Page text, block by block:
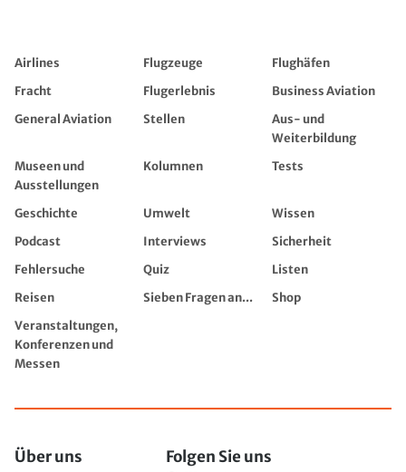
Airlines Flugzeuge
Flughäfen
Fracht
Flugerlebnis
Business Aviation
General Aviation
Stellen
Aus- und
Weiterbildung
Museen und
Ausstellungen
Kolumnen Tests
Geschichte Umwelt
Wissen
Podcast
Interviews
Sicherheit
Fehlersuche
Quiz
Listen
Reisen
Sieben Fragen an...
Shop
Veranstaltungen,
Konferenzen und
Messen
Über uns Folgen Sie uns